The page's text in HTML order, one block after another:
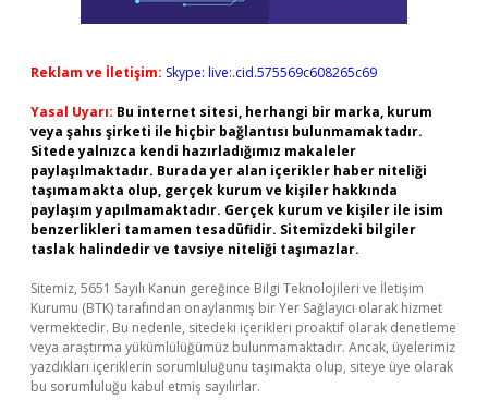
Reklam ve İletişim: Skype: live:.cid.575569c608265c69
Yasal Uyarı: Bu internet sitesi, herhangi bir marka, kurum
veya şahıs şirketi ile hiçbir bağlantısı bulunmamaktadır.
Sitede yalnızca kendi hazırladığımız makaleler
paylaşılmaktadır. Burada yer alan içerikler haber niteliği
taşımamakta olup, gerçek kurum ve kişiler hakkında
paylaşım yapılmamaktadır. Gerçek kurum ve kişiler ile isim
benzerlikleri tamamen tesadüfidir. Sitemizdeki bilgiler
taslak halindedir ve tavsiye niteliği taşımazlar.
Sitemiz, 5651 Sayılı Kanun gereğince Bilgi Teknolojileri ve İletişim
Kurumu (BTK) tarafından onaylanmış bir Yer Sağlayıcı olarak hizmet
vermektedir. Bu nedenle, sitedeki içerikleri proaktif olarak denetleme
veya araştırma yükümlülüğümüz bulunmamaktadır. Ancak, üyelerimiz
yazdıkları içeriklerin sorumluluğunu taşımakta olup, siteye üye olarak
bu sorumluluğu kabul etmiş sayılırlar.